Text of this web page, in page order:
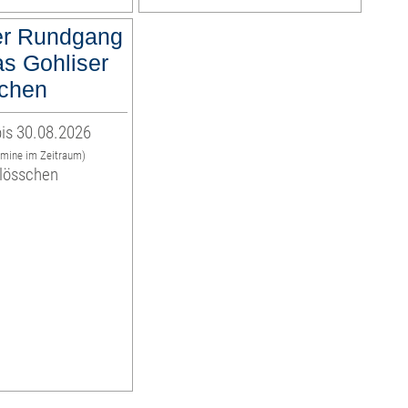
Rundgang
Gohliser
30.08.2026
im Zeitraum)